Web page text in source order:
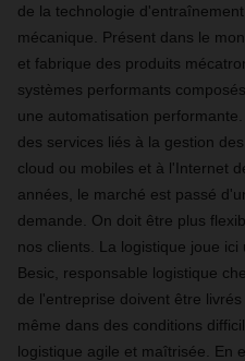
de la technologie
mécanique. Présent dans le
et fabrique des produits
systèmes performants
une automatisation
des services liés à la gestion
cloud ou mobiles et à l'Internet
années, le marché est passé
demande. On doit être plus
nos clients. La logistique joue
Besic, responsable logistique
de l'entreprise doivent être
même dans des conditions
logistique agile et maîtrisée. En